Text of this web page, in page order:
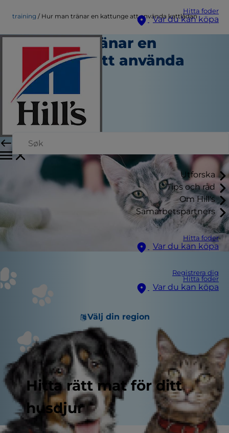
Hitta foder
Var du kan köpa
Utforska
Tips och råd
Om Hill's
Samarbetspartners
Hitta foder
Var du kan köpa
Registrera dig
Hitta foder
Var du kan köpa
Välj din region
Hitta rätt mat för ditt
husdjur
training Hur man tränar en kattunge att använda kattlådan
Hur man tränar en
kattunge att använda
kattlådan
Träning
Skribent
Juni 27, 2024